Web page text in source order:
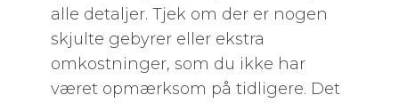
alle detaljer. Tjek om der er nogen
skjulte gebyrer eller ekstra
omkostninger, som du ikke har
været opmærksom på tidligere. Det